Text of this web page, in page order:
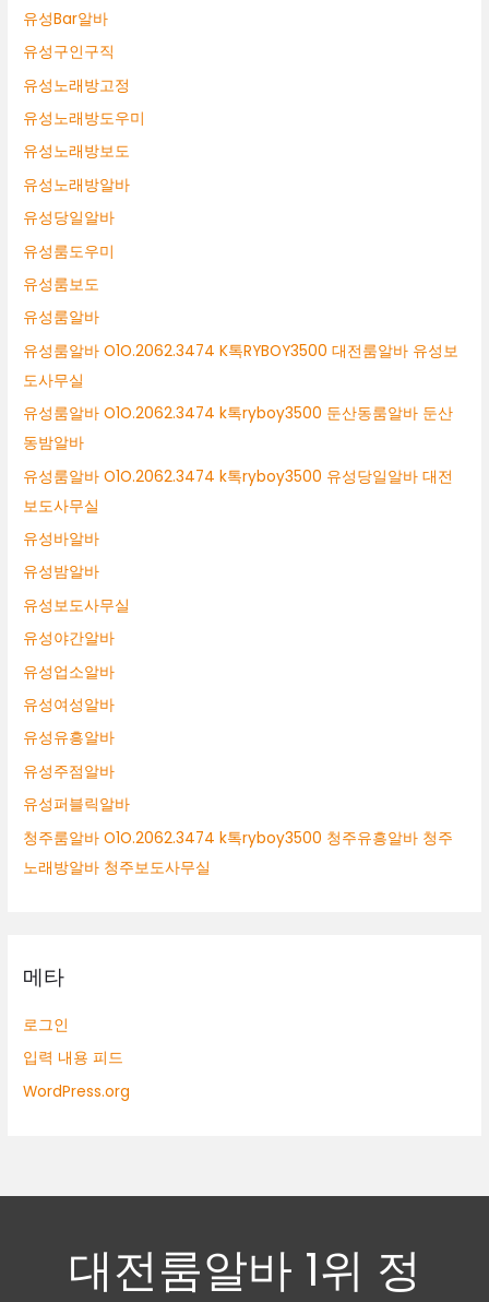
유성Bar알바
유성구인구직
유성노래방고정
유성노래방도우미
유성노래방보도
유성노래방알바
유성당일알바
유성룸도우미
유성룸보도
유성룸알바
유성룸알바 O1O.2062.3474 K톡RYBOY3500 대전룸알바 유성보
도사무실
유성룸알바 O1O.2062.3474 k톡ryboy3500 둔산동룸알바 둔산
동밤알바
유성룸알바 O1O.2062.3474 k톡ryboy3500 유성당일알바 대전
보도사무실
유성바알바
유성밤알바
유성보도사무실
유성야간알바
유성업소알바
유성여성알바
유성유흥알바
유성주점알바
유성퍼블릭알바
청주룸알바 O1O.2062.3474 k톡ryboy3500 청주유흥알바 청주
노래방알바 청주보도사무실
메타
로그인
입력 내용 피드
WordPress.org
대전룸알바 1위 정